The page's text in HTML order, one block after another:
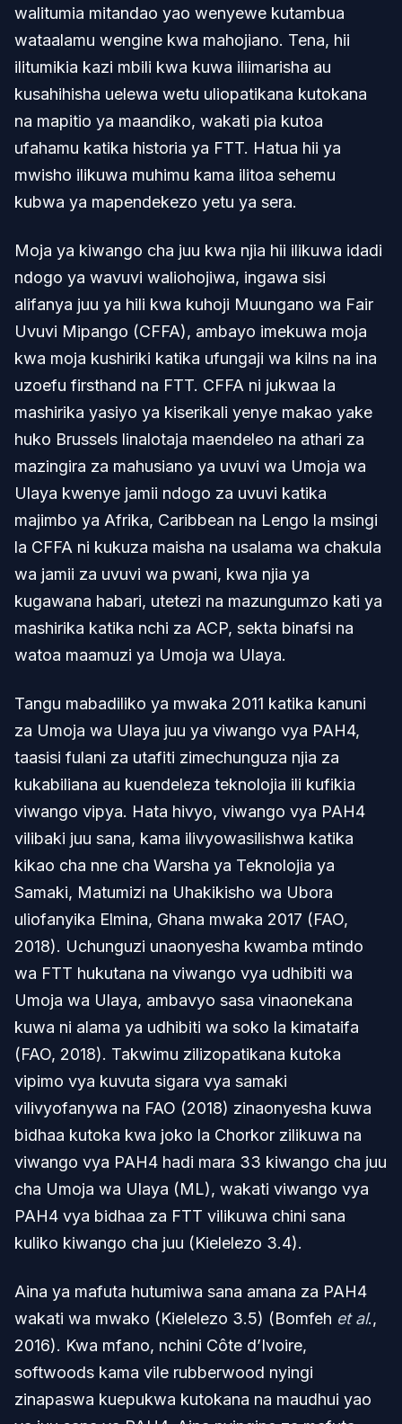
walitumia mitandao yao wenyewe kutambua
wataalamu wengine kwa mahojiano. Tena, hii
ilitumikia kazi mbili kwa kuwa iliimarisha au
kusahihisha uelewa wetu uliopatikana kutokana
na mapitio ya maandiko, wakati pia kutoa
ufahamu katika historia ya FTT. Hatua hii ya
mwisho ilikuwa muhimu kama ilitoa sehemu
kubwa ya mapendekezo yetu ya sera.
Moja ya kiwango cha juu kwa njia hii ilikuwa idadi
ndogo ya wavuvi waliohojiwa, ingawa sisi
alifanya juu ya hili kwa kuhoji Muungano wa Fair
Uvuvi Mipango (CFFA), ambayo imekuwa moja
kwa moja kushiriki katika ufungaji wa kilns na ina
uzoefu firsthand na FTT. CFFA ni jukwaa la
mashirika yasiyo ya kiserikali yenye makao yake
huko Brussels linalotaja maendeleo na athari za
mazingira za mahusiano ya uvuvi wa Umoja wa
Ulaya kwenye jamii ndogo za uvuvi katika
majimbo ya Afrika, Caribbean na Lengo la msingi
la CFFA ni kukuza maisha na usalama wa chakula
wa jamii za uvuvi wa pwani, kwa njia ya
kugawana habari, utetezi na mazungumzo kati ya
mashirika katika nchi za ACP, sekta binafsi na
watoa maamuzi ya Umoja wa Ulaya.
Tangu mabadiliko ya mwaka 2011 katika kanuni
za Umoja wa Ulaya juu ya viwango vya PAH4,
taasisi fulani za utafiti zimechunguza njia za
kukabiliana au kuendeleza teknolojia ili kufikia
viwango vipya. Hata hivyo, viwango vya PAH4
vilibaki juu sana, kama ilivyowasilishwa katika
kikao cha nne cha Warsha ya Teknolojia ya
Samaki, Matumizi na Uhakikisho wa Ubora
uliofanyika Elmina, Ghana mwaka 2017 (FAO,
2018). Uchunguzi unaonyesha kwamba mtindo
wa FTT hukutana na viwango vya udhibiti wa
Umoja wa Ulaya, ambavyo sasa vinaonekana
kuwa ni alama ya udhibiti wa soko la kimataifa
(FAO, 2018). Takwimu zilizopatikana kutoka
vipimo vya kuvuta sigara vya samaki
vilivyofanywa na FAO (2018) zinaonyesha kuwa
bidhaa kutoka kwa joko la Chorkor zilikuwa na
viwango vya PAH4 hadi mara 33 kiwango cha juu
cha Umoja wa Ulaya (ML), wakati viwango vya
PAH4 vya bidhaa za FTT vilikuwa chini sana
kuliko kiwango cha juu (Kielelezo 3.4).
Aina ya mafuta hutumiwa sana amana za PAH4
wakati wa mwako (Kielelezo 3.5) (Bomfeh et al.,
2016). Kwa mfano, nchini Côte d’Ivoire,
softwoods kama vile rubberwood nyingi
zinapaswa kuepukwa kutokana na maudhui yao